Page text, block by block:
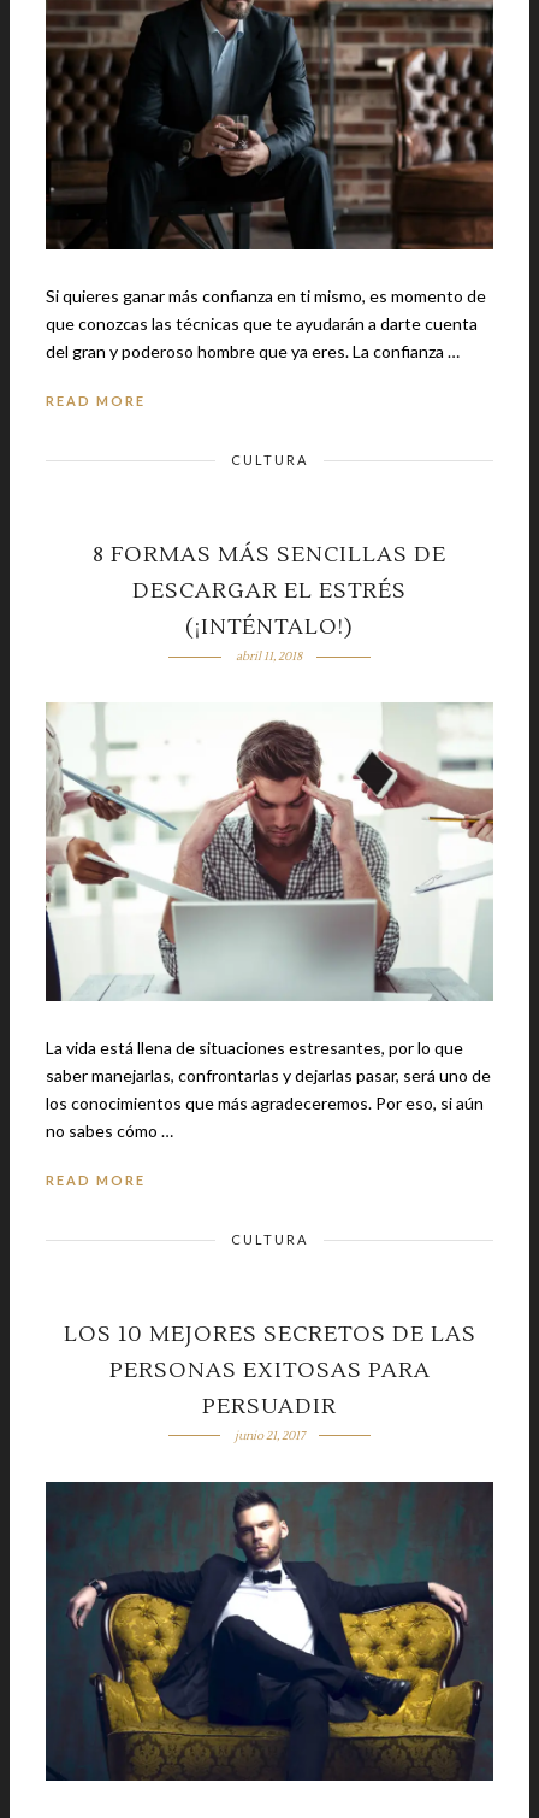
Si quieres ganar más confianza en ti mismo, es momento de
que conozcas las técnicas que te ayudarán a darte cuenta
del gran y poderoso hombre que ya eres. La confianza …
READ MORE
CULTURA
8 FORMAS MÁS SENCILLAS DE
DESCARGAR EL ESTRÉS
(¡INTÉNTALO!)
abril 11, 2018
La vida está llena de situaciones estresantes, por lo que
saber manejarlas, confrontarlas y dejarlas pasar, será uno de
los conocimientos que más agradeceremos. Por eso, si aún
no sabes cómo …
READ MORE
CULTURA
LOS 10 MEJORES SECRETOS DE LAS
PERSONAS EXITOSAS PARA
PERSUADIR
junio 21, 2017